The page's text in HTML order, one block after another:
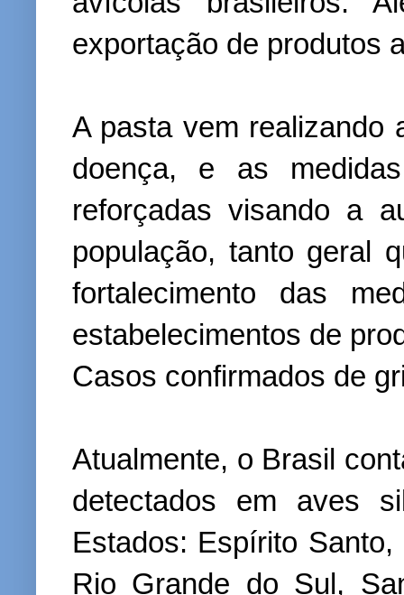
exportação de produtos
A pasta vem realizando
doença, e as
reforçadas visando a
população, tanto geral
fortalecimento das
estabelecimentos de
Casos confirmados de
Atualmente, o Brasil
detectados em aves
Estados: Espírito
Rio Grande do Sul,